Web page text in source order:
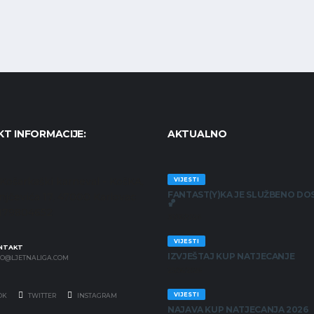
INFORMACIJE:
TWITTER INSTAGRAM
AKTUALNO
VIJESTI
FANTAST(Y)KA JE SLUŽBENO
🏀
VIJESTI
IZVJEŠTAJ KUP NATJECANJE
VIJESTI
NAJAVA KUP NATJECANJA 2026